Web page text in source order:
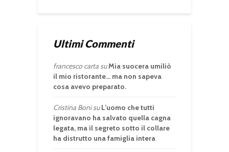
Ultimi Commenti
francesco cartasuMia suocera umiliò
il mio ristorante… ma non sapeva
cosa avevo preparato.
Cristina BonisuL’uomo che tutti
ignoravano ha salvato quella cagna
legata, ma il segreto sotto il collare
ha distrutto una famiglia intera